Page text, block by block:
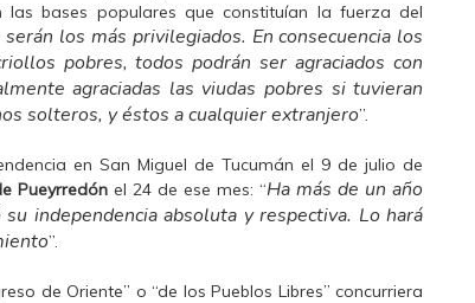
bases populares que constituían la fuerza del
los más privilegiados. En consecuencia los
pobres, todos podrán ser agraciados con
agraciadas las viudas pobres si tuvieran
solteros, y éstos a cualquier extranjero”.
en San Miguel de Tucumán el 9 de julio de
Pueyrredón el 24 de ese mes: “Ha más de un año
independencia absoluta y respectiva. Lo hará
”.
de Oriente” o “de los Pueblos Libres” concurriera